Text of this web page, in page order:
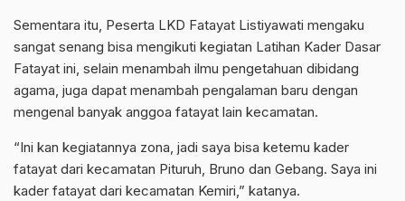
Sementara itu, Peserta LKD Fatayat Listiyawati mengaku
sangat senang bisa mengikuti kegiatan Latihan Kader Dasar
Fatayat ini, selain menambah ilmu pengetahuan dibidang
agama, juga dapat menambah pengalaman baru dengan
mengenal banyak anggoa fatayat lain kecamatan.
“Ini kan kegiatannya zona, jadi saya bisa ketemu kader
fatayat dari kecamatan Pituruh, Bruno dan Gebang. Saya ini
kader fatayat dari kecamatan Kemiri,” katanya.